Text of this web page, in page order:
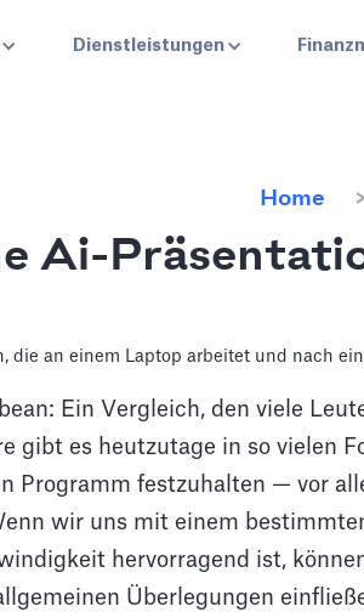
Dienstleistungen
Home
Ai-
Ein Vergleich, den viele
gibt es heutzutage in so vielen
Programm festzuhalten — vor
wir uns mit einem
hervorragend ist,
Überlegungen